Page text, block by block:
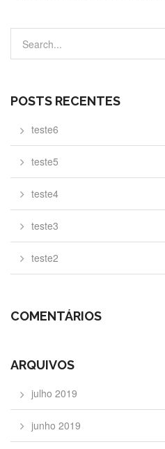
POSTS RECENTES
teste6
teste5
teste4
teste3
teste2
COMENTÁRIOS
ARQUIVOS
julho 2019
junho 2019